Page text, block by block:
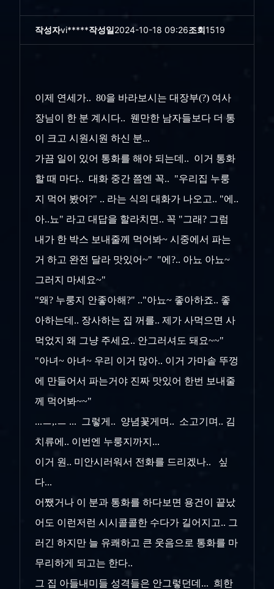
작성자vi*****작성일2024-10-18 09:26조회1519
이제 연세가.. 80을 바라보시는 대장부(?) 여사
장님이 한 분 계시다.. 웬만한 남자들보다 더 통
이 크고 시원시원 하신 분...
가끔 일이 있어 통화를 해야 되는데.. 이거 통화
할 때 마다.. 대화 중간 쯤엔 꼭.. "우리집 누룽
지 먹어 봤어?" .. 라는 식의 대화가 나오고.. "에..
아..뇨" 라고 대답을 할라치면.. 꼭 "그래? 그럼
내가 한 박스 보내줄께 먹어봐~ 시중에서 파는
거 하고 완전 달라 맛있어~" "에?.. 아뇨 아뇨~
그러지 마세요~"
"왜? 누룽지 안좋아해?" .."아뇨~ 좋아하죠.. 좋
아하는데.. 장사하는 집 꺼를.. 제가 사먹으면 사
먹었지 왜 그냥 주세요.. 안그러셔도 돼요~~"
"아녀~ 아녀~ 우리 이거 많아.. 이거 가마솥 뚜껑
에 만들어서 파는거야 진짜 맛있어 한번 보내줄
께 먹어봐~~"
...ㅡ,.ㅡ ... 그렇게.. 양념꽃게며.. 소고기며.. 김
치류에.. 이번엔 누룽지까지...
이거 원.. 미안시러워서 전화를 드리겠나.. 싶
다...
어쨌거나 이 분과 통화를 하다보면 용건이 끝났
어도 이런저런 시시콜콜한 수다가 길어지고.. 그
러긴 하지만 늘 유쾌하고 큰 웃음으로 통화를 마
무리하게 되고는 한다..
그 집 아들내미들 성격들은 안그렇던데... 희한